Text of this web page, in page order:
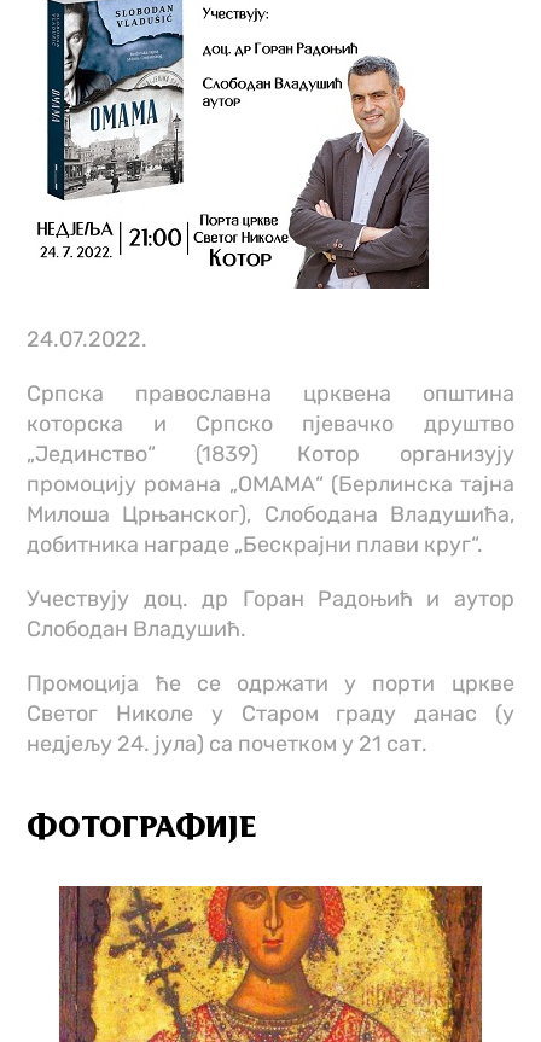
24.07.2022.
Српска православна црквена општина
которска и Српско пјевачко друштво
„Јединство“ (1839) Котор организују
промоцију романа „ОМАМА“ (Берлинска тајна
Милоша Црњанског), Слободана Владушића,
добитника награде „Бескрајни плави круг“.
Учествују доц. др Горан Радоњић и аутор
Слободан Владушић.
Промоција ће се одржати у порти цркве
Светог Николе у Старом граду данас (у
недјељу 24. јула) са почетком у 21 сат.
ФОТОГРАФИЈЕ